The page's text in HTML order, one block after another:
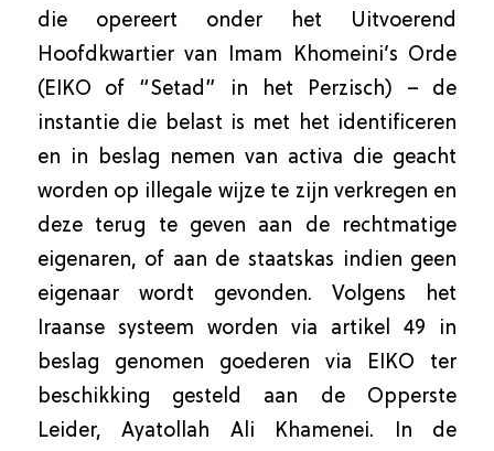
die opereert onder het Uitvoerend
Hoofdkwartier van Imam Khomeini’s Orde
(EIKO of “Setad” in het Perzisch) – de
instantie die belast is met het identificeren
en in beslag nemen van activa die geacht
worden op illegale wijze te zijn verkregen en
deze terug te geven aan de rechtmatige
eigenaren, of aan de staatskas indien geen
eigenaar wordt gevonden. Volgens het
Iraanse systeem worden via artikel 49 in
beslag genomen goederen via EIKO ter
beschikking gesteld aan de Opperste
Leider, Ayatollah Ali Khamenei. In de